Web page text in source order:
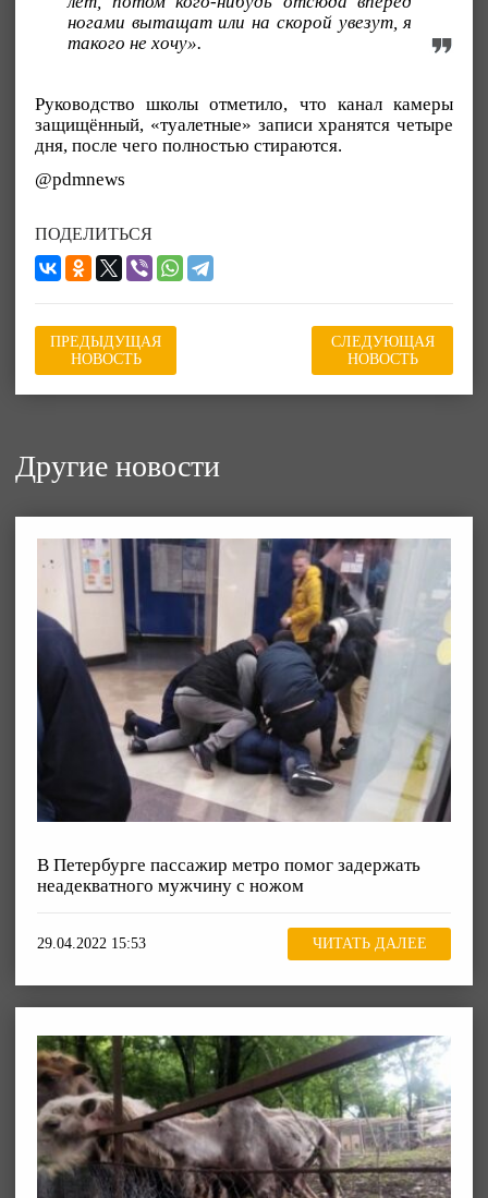
ногами вытащат или на скорой увезут, я
такого не хочу».
Руководство школы отметило, что канал камеры
защищённый, «туалетные» записи хранятся четыре
дня, после чего полностью стираются.
@pdmnews
ПОДЕЛИТЬСЯ
ПРЕДЫДУЩАЯ
НОВОСТЬ
СЛЕДУЮЩАЯ
НОВОСТЬ
Другие новости
В Петербурге пассажир метро помог задержать
неадекватного мужчину с ножом
29.04.2022 15:53 ЧИТАТЬ ДАЛЕЕ